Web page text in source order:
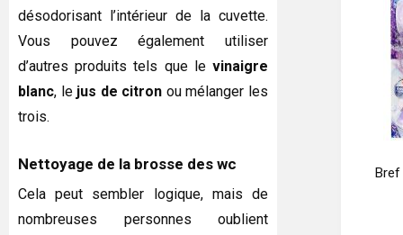
Bref
désodorisant l’intérieur de la cuvette.
Vous pouvez également utiliser
d’autres produits tels que le vinaigre
blanc, le jus de citron ou mélanger les
trois.
Nettoyage de la brosse des wc
Cela peut sembler logique, mais de
nombreuses personnes oublient